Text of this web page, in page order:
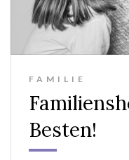
FAMILIE
Besten!